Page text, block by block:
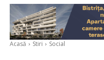
Acasă Stiri Social